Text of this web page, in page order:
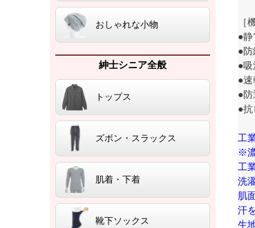
おしゃれな小物
紳士シニア全般
トップス
ズボン・スラックス
肌着・下着
靴下ソックス
［
●静
●防
●吸
●速
●
●
工
※
工
洗
肌
汗
生